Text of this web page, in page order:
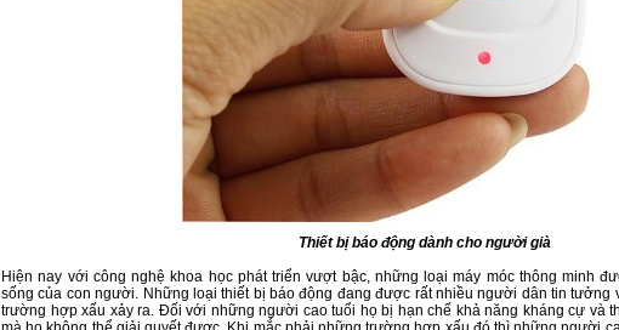
Thiết bị báo động dành cho người già
Hiện nay với công nghệ khoa học phát triển vượt bậc, những loại máy móc thông minh
sống của con người. Những loại thiết bị báo động đang được rất nhiều người dân tin tưởng
trường hợp xấu xảy ra. Đối với những người cao tuổi họ bị hạn chế khả năng kháng cự và